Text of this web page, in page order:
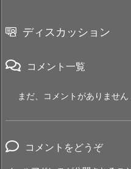
ディスカッション
コメント一覧
まだ、コメントがありません
コメントをどうぞ